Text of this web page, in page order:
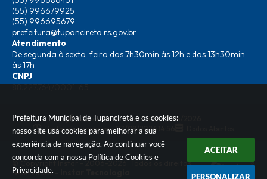
Prefeitura Municipal de Tupanciretã e os cookies:
nosso site usa cookies para melhorar a sua
experiência de navegação. Ao continuar você
concorda com a nossa Política de Cookies e
Privacidade.
ACEITAR
PERSONALIZAR
(55) 996679925
(55) 996695679
prefeitura@tupancireta.rs.gov.br
Atendimento
De segunda à sexta-feira das 7h30min às 12h e das 13h30min
às 17h
CNPJ
88.227.764/0001-65
Versão do Sistema: 3.5.3 - 19/06/2026
Portal atualizado em:07/08/2026 14:56
© Copyright Instar - 2006-2026. Todos os direitos
reservados -